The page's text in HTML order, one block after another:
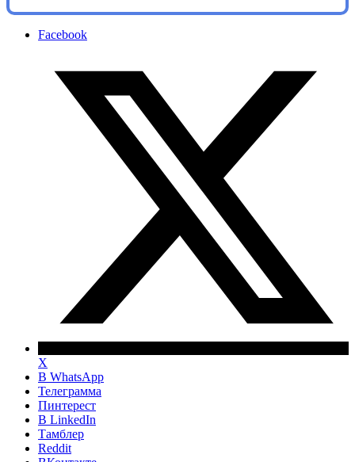
Facebook
X
В WhatsApp
Телеграмма
Пинтерест
В LinkedIn
Тамблер
Reddit